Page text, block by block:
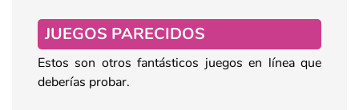
JUEGOS PARECIDOS
Estos son otros fantásticos juegos en línea que
deberías probar.